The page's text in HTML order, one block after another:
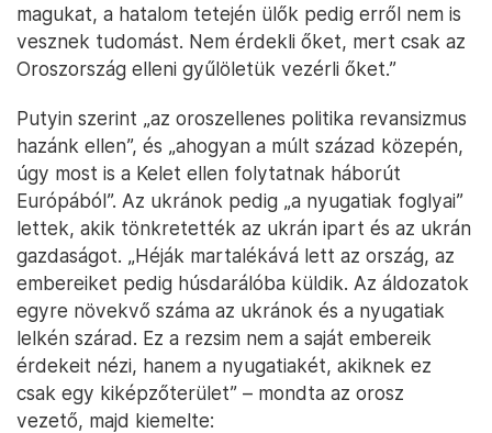
magukat, a hatalom tetején ülők pedig erről nem is
vesznek tudomást. Nem érdekli őket, mert csak az
Oroszország elleni gyűlöletük vezérli őket.”
Putyin szerint „az oroszellenes politika revansizmus
hazánk ellen”, és „ahogyan a múlt század közepén,
úgy most is a Kelet ellen folytatnak háborút
Európából”. Az ukránok pedig „a nyugatiak foglyai”
lettek, akik tönkretették az ukrán ipart és az ukrán
gazdaságot. „Héják martalékává lett az ország, az
embereiket pedig húsdarálóba küldik. Az áldozatok
egyre növekvő száma az ukránok és a nyugatiak
lelkén szárad. Ez a rezsim nem a saját embereik
érdekeit nézi, hanem a nyugatiakét, akiknek ez
csak egy kiképzőterület” – mondta az orosz
vezető, majd kiemelte: